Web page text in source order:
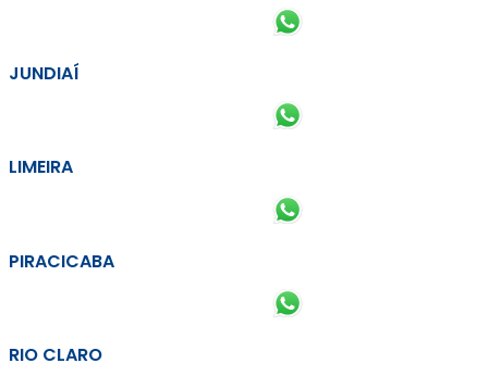
JUNDIAÍ
LIMEIRA
PIRACICABA
RIO CLARO